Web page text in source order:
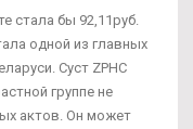
стала бы 92,11руб.
одной из главных
Суст ZPHC
группе не
актов. Он может